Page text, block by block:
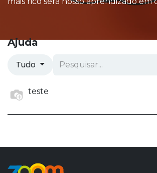
Ajuda
Tudo
teste